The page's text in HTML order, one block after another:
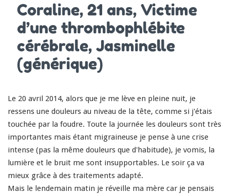
Coraline, 21 ans, Victime
d’une thrombophlébite
cérébrale, Jasminelle
(générique)
Le 20 avril 2014, alors que je me lève en pleine nuit, je
ressens une douleurs au niveau de la tête, comme si j'étais
touchée par la foudre. Toute la journée les douleurs sont très
importantes mais étant migraineuse je pense à une crise
intense (pas la même douleurs que d'habitude), je vomis, la
lumière et le bruit me sont insupportables. Le soir ça va
mieux grâce à des traitements adapté.
Mais le lendemain matin je réveille ma mère car je pensais